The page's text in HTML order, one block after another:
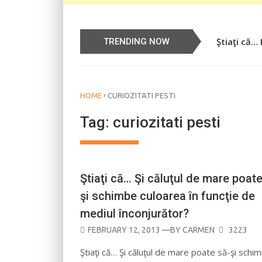
TRENDING NOW Ştiaţi că…
Știați că…
HOME › CURIOZITATI PESTI
Tag: curiozitati pesti
Ştiaţi că… Şi căluţul de mare
şi schimbe culoarea în funcţie de
mediul înconjurător?
POSTED
FEBRUARY 12, 2013 —BYCARMEN 3223
Ştiaţi că… Şi căluţul de mare poate să-şi